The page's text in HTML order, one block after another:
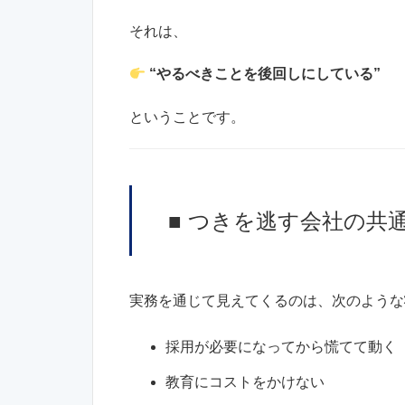
それは、
“やるべきことを後回しにしている”
ということです。
■ つきを逃す会社の共
実務を通じて見えてくるのは、次のような
採用が必要になってから慌てて動く
教育にコストをかけない